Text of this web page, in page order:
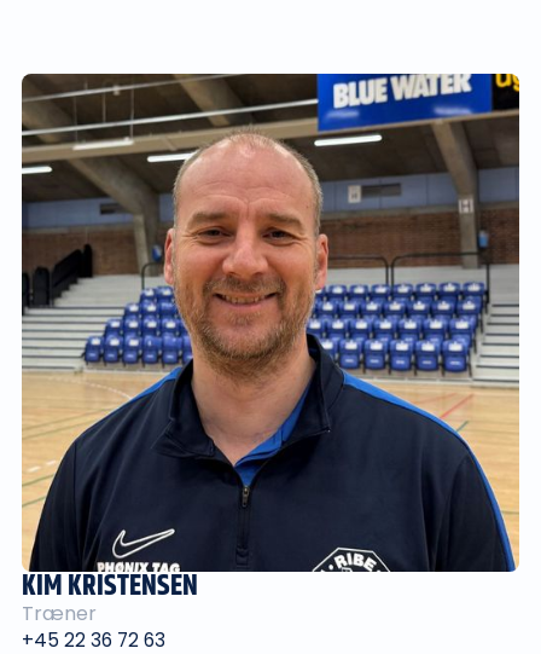
KIM KRISTENSEN
Træner
+45 22 36 72 63